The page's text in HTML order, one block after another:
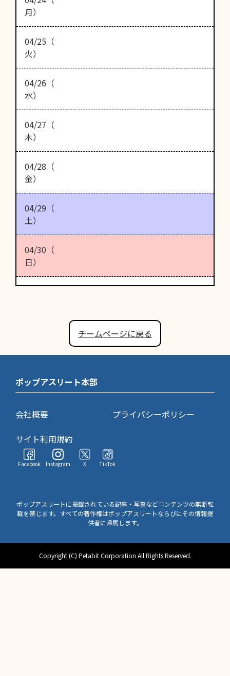
月）
04/25（
火）
04/26（
水）
04/27（
木）
04/28（
金）
04/29（
土）
04/30（
日）
チームページに戻る
ポップアスリート本部
会社概要
プライバシーポリシー
サイト利用規約
Facebook Instagram X TikTok
ポップアスリートに掲載されている記事・写真などコンテンツの無断転
載を禁じます。すべての著作権はポップアスリートならびにその情報提
供者に帰属します。
Copyright (C) Petabit Corporation All Rights Reserved.